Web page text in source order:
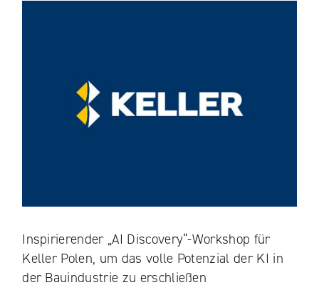
Inspirierender „AI Discovery“-Workshop für
Keller Polen, um das volle Potenzial der KI in
der Bauindustrie zu erschließen